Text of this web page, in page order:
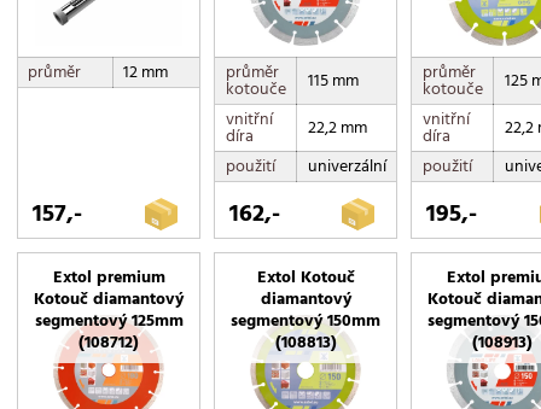
průměr 12 mm
157,-
průměr
kotouče
115 mm
vnitřní
díra
22,2 mm
použití
univerzální
162,-
průměr
kotouče
125
vnitřní
díra
22,2
použití
195,-
Extol premium
Kotouč diamantový
segmentový 125mm
(108712)
Extol Kotouč
diamantový
segmentový 150mm
(108813)
Extol
Kotouč
segmentový
(108913)